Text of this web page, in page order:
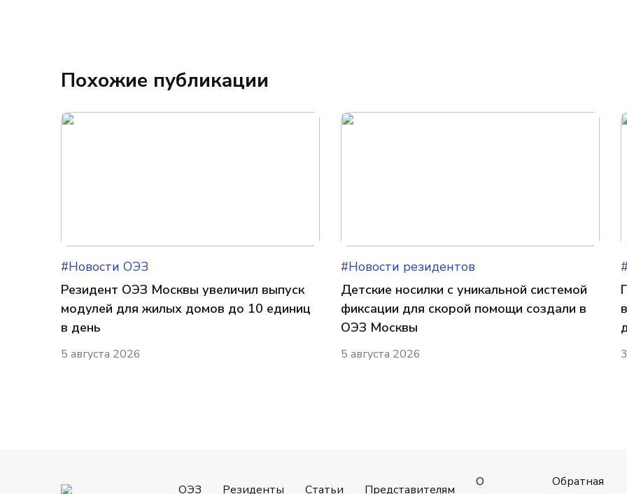
Похожие публикации
#Новости ОЭЗ
Резидент ОЭЗ Москвы увеличил выпуск
модулей для жилых домов до 10 единиц
в день
5 августа 2026
#Новости резидентов
Детские носилки с уникальной системой
фиксации для скорой помощи создали в
ОЭЗ Москвы
5 августа 2026
ОЭЗ Резиденты Статьи Представителям
О
Обратная